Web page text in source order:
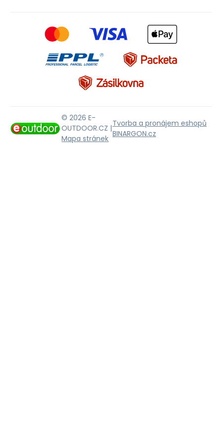
© 2026 E-
OUTDOOR.CZ |
Mapa stránek
Tvorba a pronájem eshopů
BINARGON.cz